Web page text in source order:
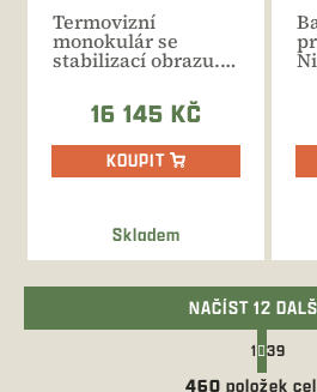
Skladem
Termovizní
monokulár se
stabilizací obrazu.
12 um,...
16 145 KČ
KOUPIT
O
NAČÍST 12
t
r
1 39
460 položek